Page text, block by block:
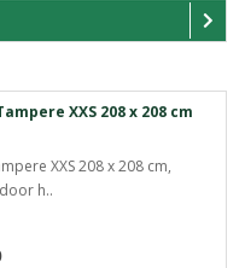
XXS 208 x 208 cm
XXS 208 x 208 cm,
h..